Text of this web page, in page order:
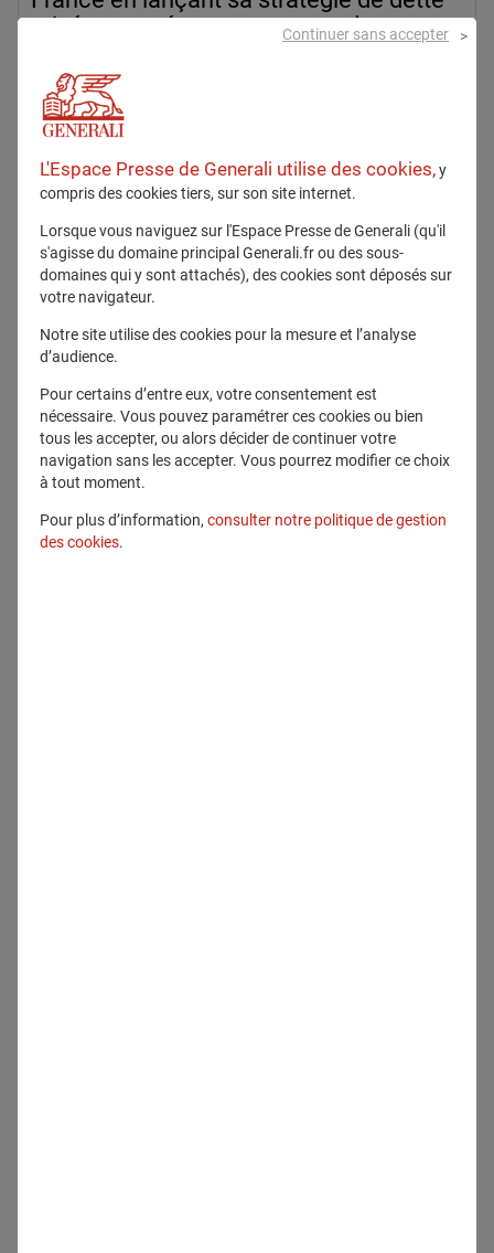
privée européenne au travers des
2024
En savoir plus
Communiqués
L'Espace Presse de Generali utilise des cookies,y
compris des cookies tiers, sur son site internet.
Lorsque vous naviguez sur l'Espace Presse de Generali (qu'il
s'agisse du domaine principal Generali.fr ou des sous-
domaines qui y sont attachés), des cookies sont déposés sur
votre navigateur.
Notre site utilise des cookies pour la mesure et l’analyse
d’audience.
Pour certains d’entre eux, votre consentement est
nécessaire. Vous pouvez paramétrer ces cookies ou bien
tous les accepter, ou alors décider de continuer votre
navigation sans les accepter. Vous pourrez modifier ce choix
à tout moment.
Pour plus d’information, consulter notre politique de gestion
des cookies.
Continuer sans accepter